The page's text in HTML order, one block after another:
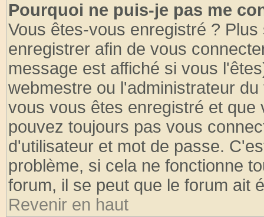
Pourquoi ne puis-je pas me
Vous êtes-vous enregistré ?
enregistrer afin de vous
message est affiché si vous
webmestre ou l'administrateur
vous vous êtes enregistré et
pouvez toujours pas vous
d'utilisateur et mot de passe.
problème, si cela ne fonctionne
forum, il se peut que le forum ait
Revenir en haut